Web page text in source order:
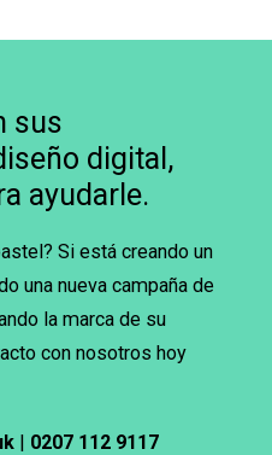
sus
digital,
ayudarle.
Si está creando un
una nueva campaña de
la marca de su
con nosotros hoy
| 0207 112 9117